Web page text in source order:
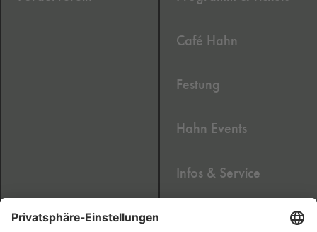
Café Hahn
Festung
Hahn Events
Infos & Service